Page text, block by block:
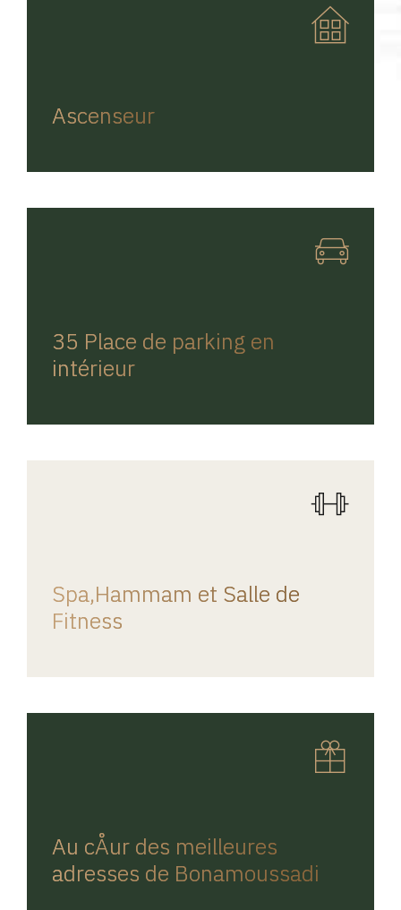
Ascenseur
35 Place de parking en
intérieur
Spa,Hammam et Salle de
Fitness
Au cÅur des meilleures
adresses de Bonamoussadi